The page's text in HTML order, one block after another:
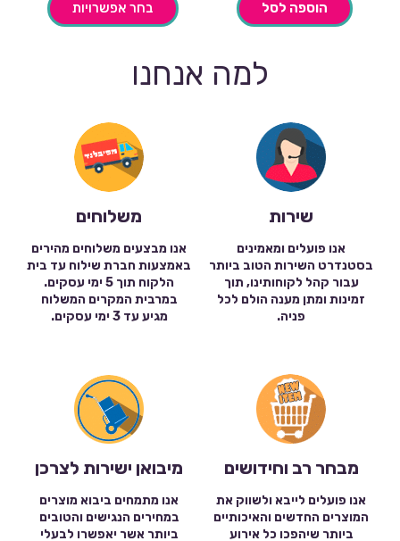
הוספה לסל בחר אפשרויות
למה אנחנו
שירות
אנו פועלים ומאמינים
בסטנדרט השירות הטוב ביותר
עבור קהל לקוחותינו, תוך
זמינות ומתן מענה הולם לכל
פניה.
משלוחים
אנו מבצעים משלוחים מהירים
באמצעות חברת שילוח עד בית
הלקוח תוך 5 ימי עסקים.
במרבית המקרים המשלוח
מגיע עד 3 ימי עסקים.
מבחר רב וחידושים
אנו פועלים לייבא ולשווק את
המוצרים החדשים והאיכותיים
ביותר שיהפכו כל אירוע
מיבואן ישירות לצרכן
אנו מתמחים ביבוא מוצרים
במחירים הנגישים והטובים
ביותר אשר יאפשרו לבעלי